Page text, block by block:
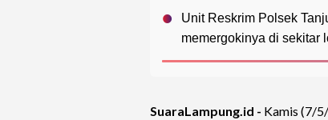
Unit Reskrim Polsek
memergokinya di sekitar
SuaraLampung.id - Kamis (7/